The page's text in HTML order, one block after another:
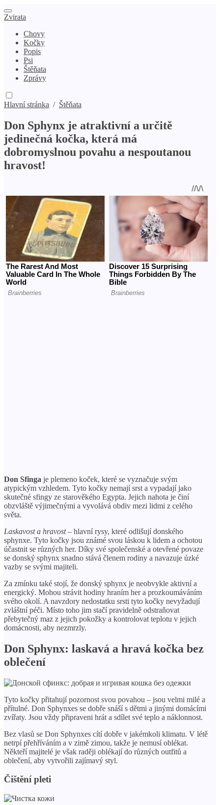
Zvirata
Chovy
Kočky
Popis
Psi
Štěňata
Zprávy
Hlavní stránka / Štěňata
Don Sphynx je atraktivní a určitě
jedinečná kočka, která má
dobromyslnou povahu a nespoutanou
hravost!
Don Sfinga je plemeno koček, které se vyznačuje svým
atypickým vzhledem. Tyto kočky nemají srst a vypadají jako
skutečné sfingy ze starověkého Egypta. Jejich nahota je činí
obzvláště výjimečnými a vyvolává obdiv mezi lidmi z celého
světa.
Laskavost a hravost– hlavní rysy, které odlišují donského
sphynxe. Tyto kočky jsou známé svou láskou k lidem a ochotou
účastnit se různých her. Díky své společenské a otevřené povaze
se donský sphynx snadno stává členem rodiny a navazuje úzké
vazby se svými majiteli.
Za zmínku také stojí, že donský sphynx je neobvykle aktivní a
energický. Mohou strávit hodiny hraním her a prozkoumáváním
svého okolí. A navzdory nedostatku srsti tyto kočky nevyžadují
zvláštní péči. Místo toho jim stačí pravidelně odstraňovat
přebytečný maz z jejich pokožky a kontrolovat teplotu v jejich
domácnosti, aby nezmrzly.
Don Sphynx: laskavá a hravá kočka bez
oblečení
Tyto kočky přitahují pozornost svou povahou – jsou velmi milé a
přítulné. Don Sphynxes se dobře snáší s dětmi a jinými domácími
zvířaty. Jsou vždy připraveni hrát a sdílet své teplo a náklonnost.
Bez vlasů se Don Sphynxes cítí dobře v jakémkoli klimatu. V létě
netrpí přehříváním a v zimě zimou, takže je nemusí oblékat.
Někteří majitelé je však raději oblékají do různých outfitů a
oblečení, aby vytvořili zajímavý styl.
Čištění pleti